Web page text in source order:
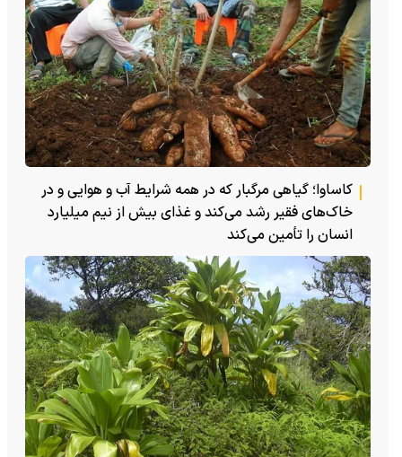
کاساوا؛ گیاهی مرگبار که در همه شرایط آب و هوایی و در
خاک‌های فقیر رشد می‌کند و غذای بیش از نیم میلیارد
انسان را تأمین می‌کند